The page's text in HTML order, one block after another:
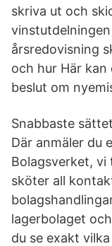
skriva ut och
årsredovisning
och hur Här kan
beslut om
Snabbaste
Där anmäler du
Bolagsverket, vi
sköter all
lagerbolaget
du se exakt